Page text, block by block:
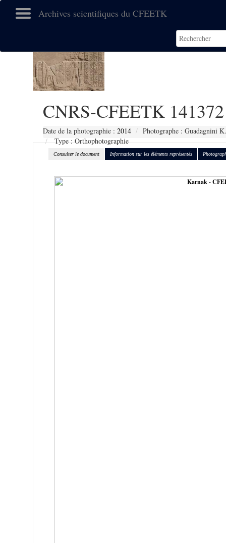
Archives scientifiques du CFEETK
CNRS-CFEETK 141372
Date de la photographie : 2014
Photographe : Guadagnini K.
Type : Orthophotographie
Consulter le document Information sur les éléments représentés